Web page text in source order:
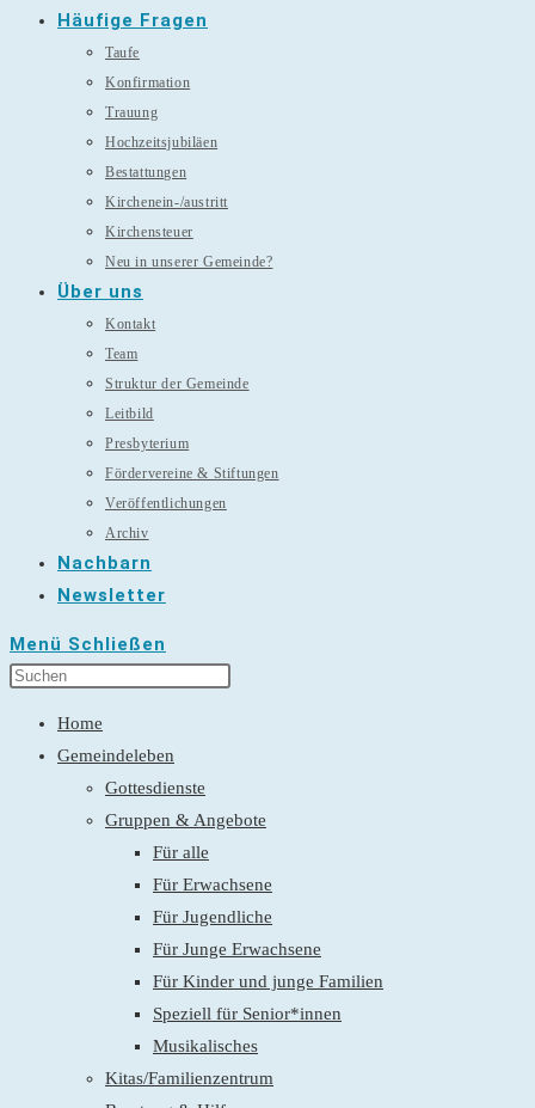
Häufige Fragen
Taufe
Konfirmation
Trauung
Hochzeitsjubiläen
Bestattungen
Kirchenein-/austritt
Kirchensteuer
Neu in unserer Gemeinde?
Über uns
Kontakt
Team
Struktur der Gemeinde
Leitbild
Presbyterium
Fördervereine & Stiftungen
Veröffentlichungen
Archiv
Nachbarn
Newsletter
Menü Schließen
Home
Gemeindeleben
Gottesdienste
Gruppen & Angebote
Für alle
Für Erwachsene
Für Jugendliche
Für Junge Erwachsene
Für Kinder und junge Familien
Speziell für Senior*innen
Musikalisches
Kitas/Familienzentrum